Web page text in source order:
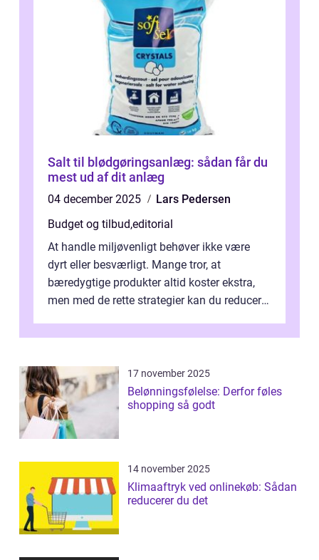
Salt til blødgøringsanlæg: sådan får du
mest ud af dit anlæg
04 december 2025
Lars Pedersen
Budget og tilbud,editorial
At handle miljøvenligt behøver ikke være
dyrt eller besværligt. Mange tror, at
bæredygtige produkter altid koster ekstra,
men med de rette strategier kan du reducere
17 november 2025
Belønningsfølelse: Derfor føles
shopping så godt
14 november 2025
Klimaaftryk ved onlinekøb: Sådan
reducerer du det